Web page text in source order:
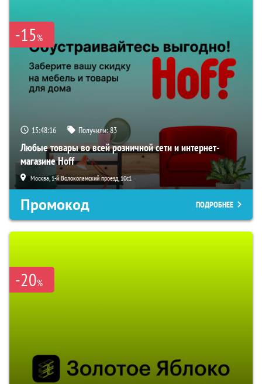
-15%
15:48:15 Получили:83
Любые товары во всей розничной сети и интернет-
магазине Hoff
Москва, 1-й Волоколамский проезд, 10с1
Промокод ПОДРОБНЕЕ
-20%